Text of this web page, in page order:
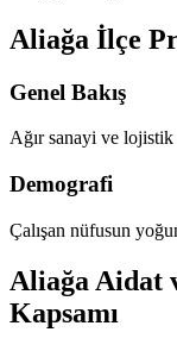
Aliağa İlçe
Genel Bakış
Ağır sanayi ve
Demografi
Çalışan nüfusun
Aliağa Aidat
Kapsamı